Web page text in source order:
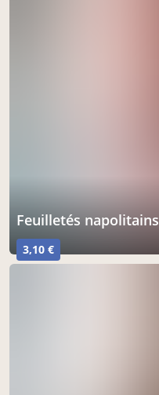
feuilletés napolitains
3,10 €